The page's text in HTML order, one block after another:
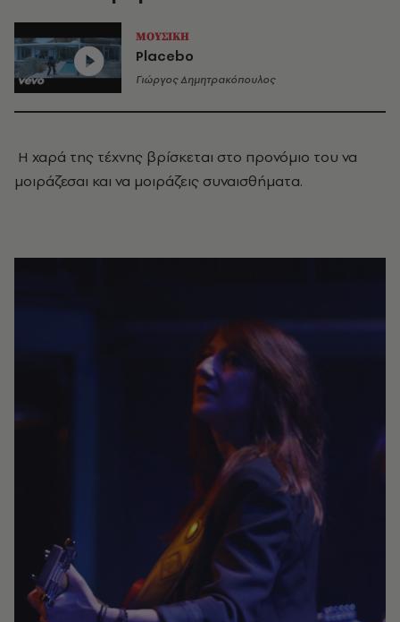
ΜΟΥΣΙΚΗ
Placebo
Γιώργος Δημητρακόπουλος
Η χαρά της τέχνης βρίσκεται στο προνόμιο του να
μοιράζεσαι και να μοιράζεις συναισθήματα.